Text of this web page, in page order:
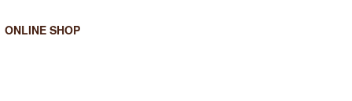
ONLINE SHOP